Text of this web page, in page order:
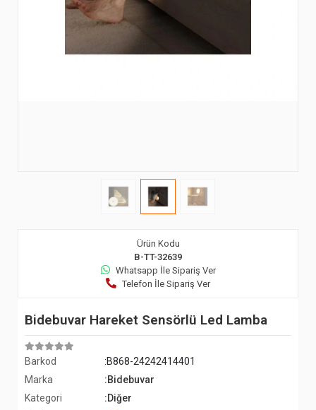
Ürün Kodu
B-TT-32639
Whatsapp İle Sipariş Ver
Telefon İle Sipariş Ver
Bidebuvar Hareket Sensörlü Led Lamba
Barkod
:B868-24242414401
Marka
:Bidebuvar
Kategori
:Diğer